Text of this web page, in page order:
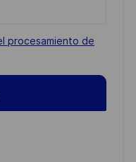
procesamiento de